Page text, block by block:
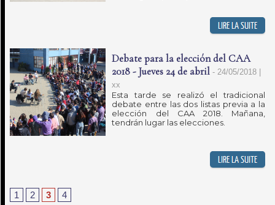
Debate para la elección del CAA
2018 - Jueves 24 de abril - 24/05/2018 |
xx
Esta tarde se realizó el tradicional
debate entre las dos listas previa a la
elección del CAA 2018. Mañana,
tendrán lugar las elecciones.
1 2 3 4